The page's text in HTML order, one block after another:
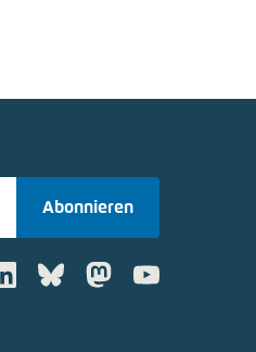
Abonnieren
LinkedInBlueskyMastodonYoutube